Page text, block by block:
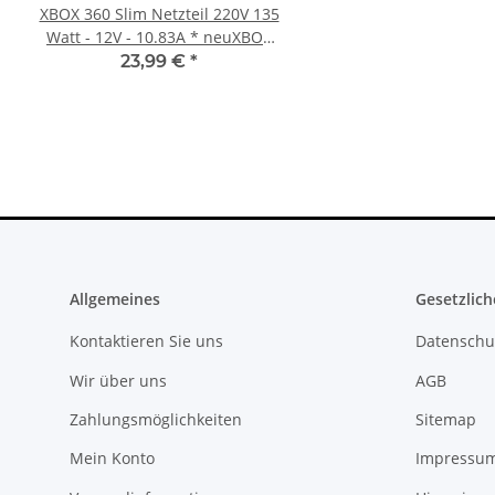
XBOX 360 Slim Netzteil 220V 135
Watt - 12V - 10.83A * neuXBOX
360 Slim Netzteil
23,99 € *
Allgemeines
Kontaktieren Sie uns
Wir über uns
Zahlungsmöglichkeiten
Mein Konto
AGB
Sitemap